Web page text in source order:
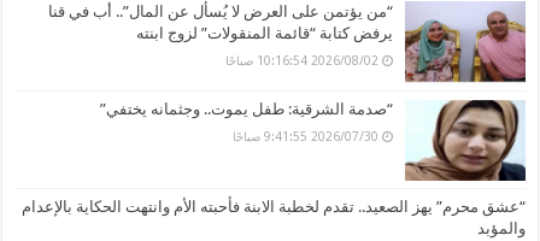
“من يؤتمن على العرض لا يُسأل عن المال”.. أب في قنا
يرفض كتابة “قائمة المنقولات” لزوج ابنته
2026/08/02 10:16:54 صباحًا
“صدمة الشرقية: طفل يموت.. وجثمانه يختفي”
2026/07/30 9:41:55 صباحًا
“عشق محرم” يهز الصعيد.. تقدم لخطبة الابنة فأحبته الأم وانتهت الحكاية بالإعدام
والمؤبد